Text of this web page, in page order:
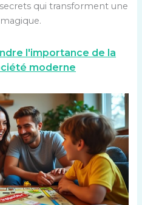
secrets qui transforment une
l'importance de la
moderne